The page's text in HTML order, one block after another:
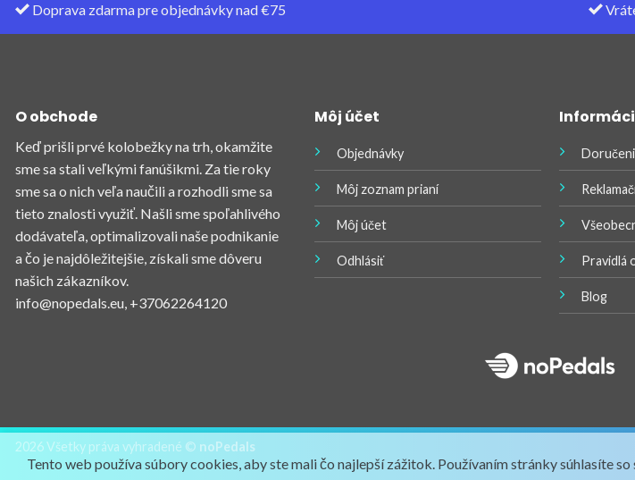
Doprava zdarma pre objednávky nad €75
O obchode
Keď prišli prvé kolobežky na trh, okamžite
sme sa stali veľkými fanúšikmi. Za tie roky
sme sa o nich veľa naučili a rozhodli sme sa
tieto znalosti využiť. Našli sme spoľahlivého
dodávateľa, optimalizovali naše podnikanie
a čo je najdôležitejšie, získali sme dôveru
našich zákazníkov.
info@nopedals.eu, +37062264120
Môj účet
Objednávky
Môj zoznam prianí
Môj účet
Odhlásiť Pravidlá
Blog
2026 Všetky práva vyhradené © noPedals
Tento web používa súbory cookies, aby ste mali čo najlepší zážitok. Používaním stránky súhlasíte